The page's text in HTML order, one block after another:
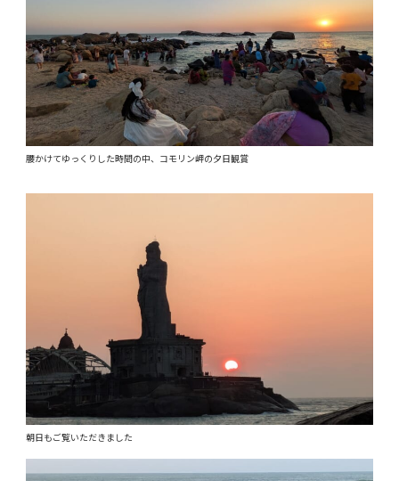
腰かけてゆっくりした時間の中、コモリン岬の夕日観賞
朝日もご覧いただきました